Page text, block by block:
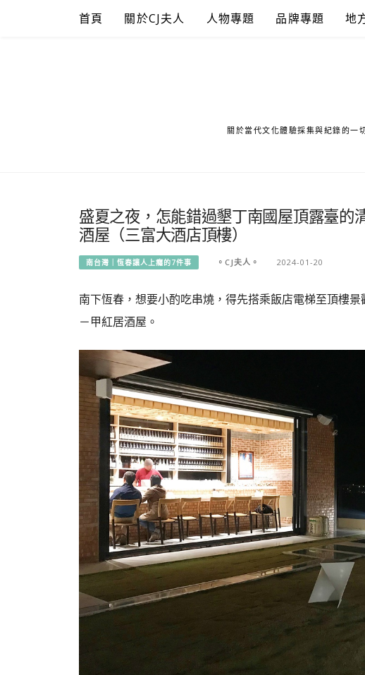
首頁 關於CJ夫人 人物專題 品牌專題 地
關於當代文化體驗採集與紀錄的一
盛夏之夜，怎能錯過墾丁南國屋頂露臺的
酒屋（三富大酒店頂樓）
南台灣｜恆春讓人上癮的7件事 。CJ夫人。 2024-01-20
南下恆春，想要小酌吃串燒，得先搭乘飯店電梯至頂樓
－甲紅居酒屋。